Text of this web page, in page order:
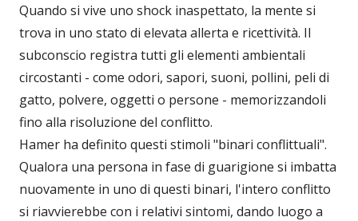
Quando si vive uno shock inaspettato, la mente si
trova in uno stato di elevata allerta e ricettività. Il
subconscio registra tutti gli elementi ambientali
circostanti - come odori, sapori, suoni, pollini, peli di
gatto, polvere, oggetti o persone - memorizzandoli
fino alla risoluzione del conflitto.
Hamer ha definito questi stimoli "binari conflittuali".
Qualora una persona in fase di guarigione si imbatta
nuovamente in uno di questi binari, l'intero conflitto
si riavvierebbe con i relativi sintomi, dando luogo a